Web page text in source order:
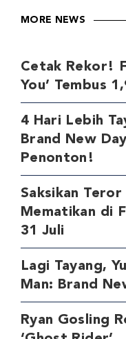
MORE NEWS
Cetak Rekor!
You’ Tembus
4 Hari Lebih
Brand New
Penonton!
Saksikan
Mematikan di
31 Juli
Lagi Tayang,
Man: Brand
Ryan Gosling